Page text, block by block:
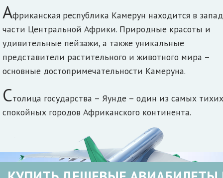
Африканская республика Камерун находится в
части Центральной Африки. Природные красоты и
удивительные пейзажи, а также уникальные
представители растительного и животного мира –
основные достопримечательности Камеруна.
Столица государства – Яунде – один из самых
спокойных городов Африканского континента.